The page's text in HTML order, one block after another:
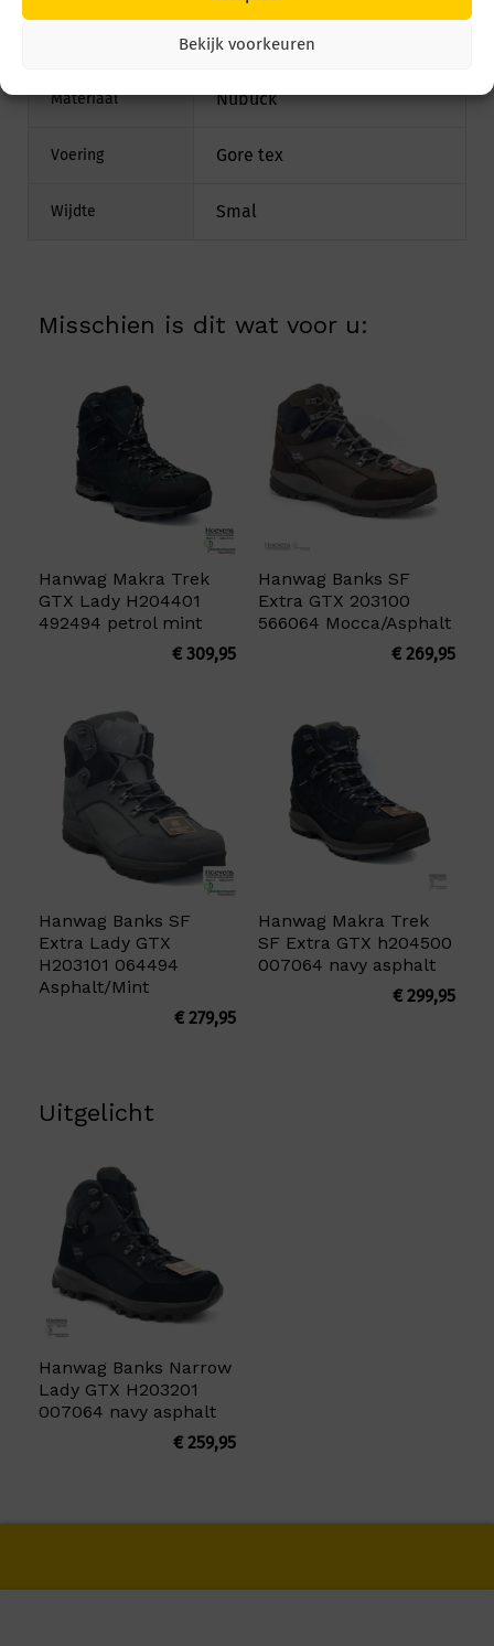
Bekijk voorkeuren
Ja
Materiaal Nubuck
Voering Gore tex
Wijdte Smal
Misschien is dit wat voor u:
Hanwag Makra Trek
GTX Lady H204401
492494 petrol mint
€309,95
Hanwag Banks SF
Extra GTX 203100
566064 Mocca/Asphalt
€269,95
Hanwag Banks SF
Extra Lady GTX
H203101 064494
Asphalt/Mint
€279,95
Hanwag Makra Trek
SF Extra GTX h204500
007064 navy asphalt
€299,95
Uitgelicht
Hanwag Banks Narrow
Lady GTX H203201
007064 navy asphalt
€259,95